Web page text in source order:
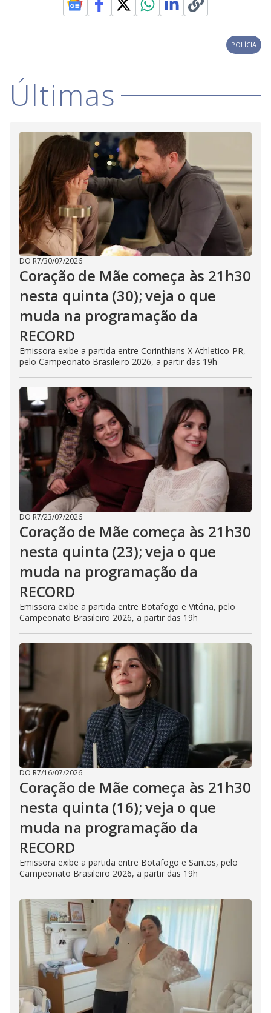
d
e
o
POLÍCIA
Últimas
DO R7/30/07/2026
Coração de Mãe começa às 21h30
nesta quinta (30); veja o que
muda na programação da
RECORD
Emissora exibe a partida entre Corinthians X Athletico-PR,
pelo Campeonato Brasileiro 2026, a partir das 19h
DO R7/23/07/2026
Coração de Mãe começa às 21h30
nesta quinta (23); veja o que
muda na programação da
RECORD
Emissora exibe a partida entre Botafogo e Vitória, pelo
Campeonato Brasileiro 2026, a partir das 19h
DO R7/16/07/2026
Coração de Mãe começa às 21h30
nesta quinta (16); veja o que
muda na programação da
RECORD
Emissora exibe a partida entre Botafogo e Santos, pelo
Campeonato Brasileiro 2026, a partir das 19h